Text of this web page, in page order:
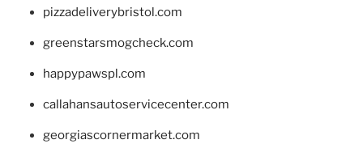
pizzadeliverybristol.com
greenstarsmogcheck.com
happypawspl.com
callahansautoservicecenter.com
georgiascornermarket.com